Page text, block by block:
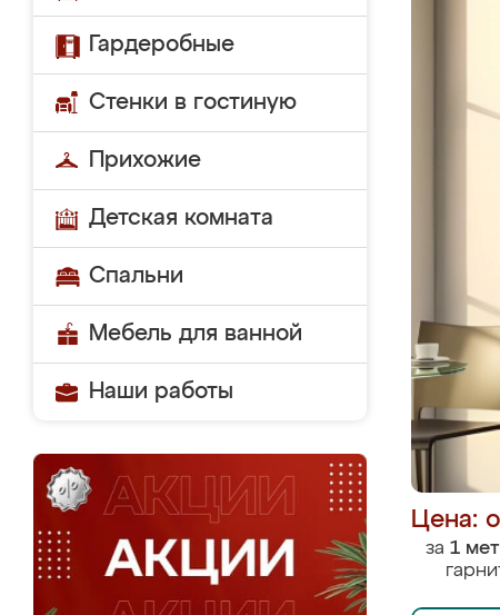
Гардеробные
Стенки в гостиную
Прихожие
Детская комната
Спальни
Мебель для ванной
Наши работы
Цена:
за 1